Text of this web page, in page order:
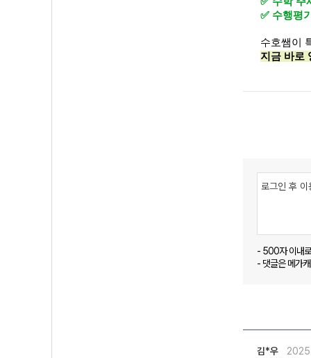
✅ 수행평
수호쌤이
지금 바로
- 500자 이내
- 댓글은 메가
김*우